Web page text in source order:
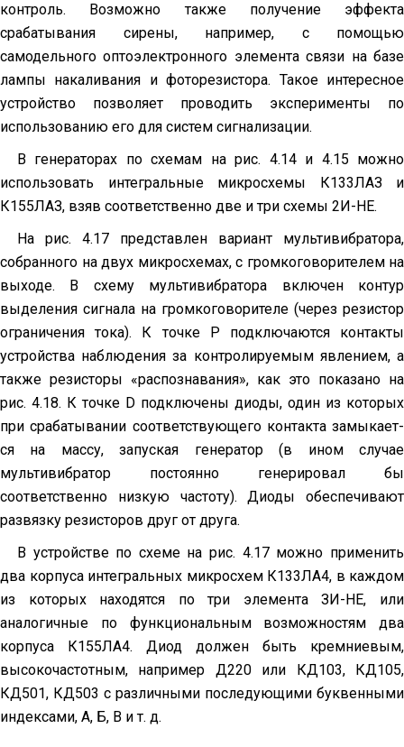
контроль. Возможно также получение эффекта
срабатывания сирены, например, с помощью
самодельного оптоэлектронного элемента связи на базе
лампы накаливания и фоторезистора. Такое интересное
устройство позволяет проводить эксперименты по
использованию его для систем сигнализации.
В генераторах по схемам на рис. 4.14 и 4.15 можно
использовать интеграль­ные микросхемы К133ЛАЗ и
К155ЛАЗ, взяв соответственно две и три схемы 2И-НЕ.
На рис. 4.17 представлен вариант мультивибратора,
собран­ного на двух микросхемах, с громкоговорителем на
выходе. В схему мультивибратора включен контур
выделения сигнала на громкоговорителе (через резистор
ограничения тока). К точ­ке Р подключаются контакты
устройства наблюдения за контро­лируемым явлением, а
также резисторы «распознавания», как это показано на
рис. 4.18. К точке D подключены диоды, один из которых
при срабатывании соответствующего контакта замыкает­
ся на массу, запуская генератор (в ином случае
мультивибратор постоянно генерировал бы
соответственно низкую частоту). Диоды обеспечивают
развязку резисторов друг от друга.
В устройстве по схеме на рис. 4.17 можно применить
два корпуса инте­гральных микросхем К133ЛА4, в каждом
из которых находятся по три элемента ЗИ-НЕ, или
аналогичные по функциональным возможностям два
корпуса К155ЛА4. Диод должен быть кремниевым,
высокочастотным, например Д220 или КД103, КД105,
КД501, КД503 с различными последующими буквенными
индексами, А, Б, В и т. д.